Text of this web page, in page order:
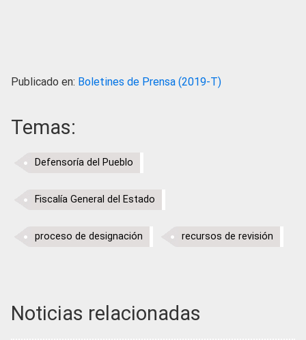
Publicado en: Boletines de Prensa (2019-T)
Temas:
Defensoría del Pueblo
Fiscalía General del Estado
proceso de designación recursos de revisión
Noticias relacionadas